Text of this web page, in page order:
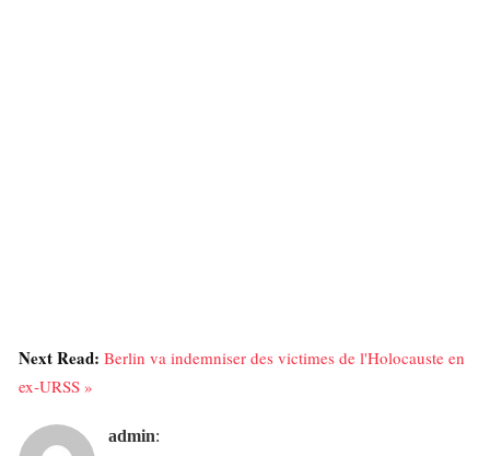
Next Read: Berlin va indemniser des victimes de l'Holocauste en
ex-URSS »
admin: